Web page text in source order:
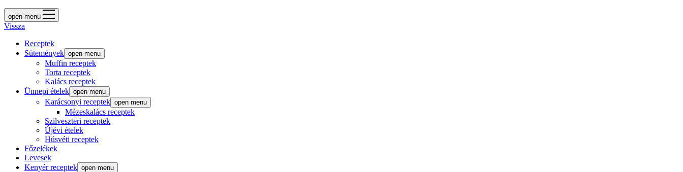
open menu
Vissza
Receptek
Sütemények open menu
Muffin receptek
Torta receptek
Kalács receptek
Ünnepi ételek open menu
Karácsonyi receptek open menu
Mézeskalács receptek
Szilveszteri receptek
Újévi ételek
Húsvéti receptek
Főzelékek
Levesek
Kenyér receptek open menu